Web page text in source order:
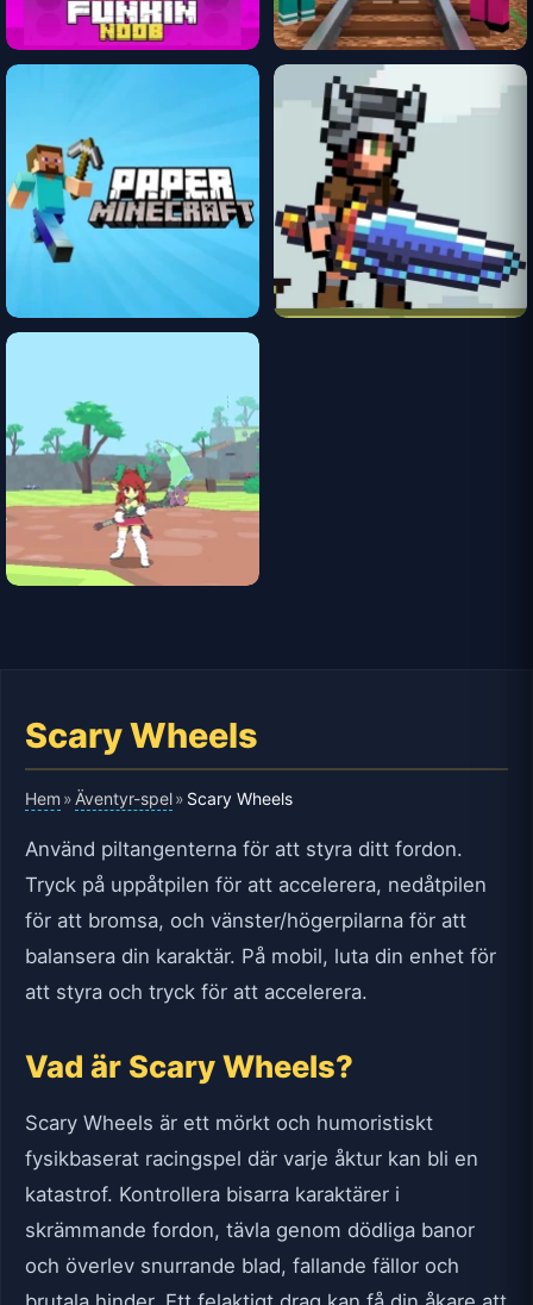
Scary Wheels
Hem » Äventyr-spel» Scary Wheels
Använd piltangenterna för att styra ditt fordon.
Tryck på uppåtpilen för att accelerera, nedåtpilen
för att bromsa, och vänster/högerpilarna för att
balansera din karaktär. På mobil, luta din enhet för
att styra och tryck för att accelerera.
Vad är Scary Wheels?
Scary Wheels är ett mörkt och humoristiskt
fysikbaserat racingspel där varje åktur kan bli en
katastrof. Kontrollera bisarra karaktärer i
skrämmande fordon, tävla genom dödliga banor
och överlev snurrande blad, fallande fällor och